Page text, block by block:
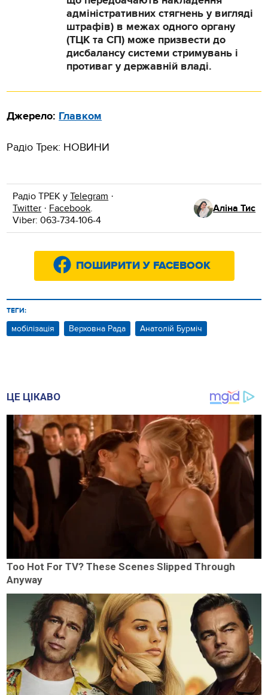
адміністративних стягнень у вигляді
штрафів) в межах одного органу
(ТЦК та СП) може призвести до
дисбалансу системи стримувань і
противаг у державній владі.
Джерело: Главком
Радіо Трек: НОВИНИ
Радіо ТРЕК уTelegram ·
Twitter · Facebook.
Viber: 063-734-106-4
Аліна Тис
ПОШИРИТИ У FACEBOOK
ТЕГИ:
мобілізація Верховна Рада Анатолій Бурміч
ЦЕ ЦІКАВО
Too Hot For TV? These Scenes Slipped Through
Anyway